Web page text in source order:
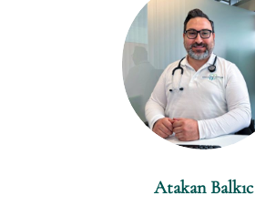
Atakan Balkıc